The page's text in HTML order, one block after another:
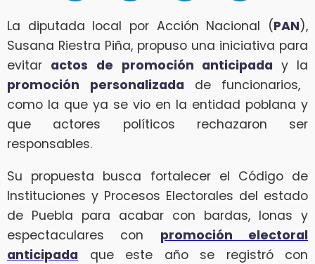
La diputada local por Acción Nacional (PAN),
Susana Riestra Piña, propuso una iniciativa para
evitar actos de promoción anticipada y la
promoción personalizada de funcionarios,
como la que ya se vio en la entidad poblana y
que actores políticos rechazaron ser
responsables.
Su propuesta busca fortalecer el Código de
Instituciones y Procesos Electorales del estado
de Puebla para acabar con bardas, lonas y
espectaculares con promoción electoral
anticipada que este año se registró con